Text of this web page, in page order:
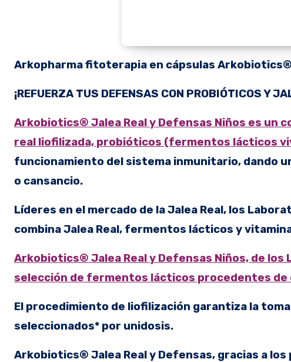
Arkopharma fitoterapia en cápsulas Arkobiotics®
¡REFUERZA TUS DEFENSAS CON PROBIÓTICOS Y
Arkobiotics® Jalea Real y Defensas Niños es un
real liofilizada, probióticos (fermentos lácticos
funcionamiento del sistema inmunitario, dando
o cansancio.
Líderes en el mercado de la Jalea Real, los
combina Jalea Real, fermentos lácticos y
Arkobiotics® Jalea Real y Defensas Niños, de
selección de fermentos lácticos procedentes de
El procedimiento de liofilización garantiza la
seleccionados* por unidosis.
Arkobiotics® Jalea Real y Defensas, gracias a